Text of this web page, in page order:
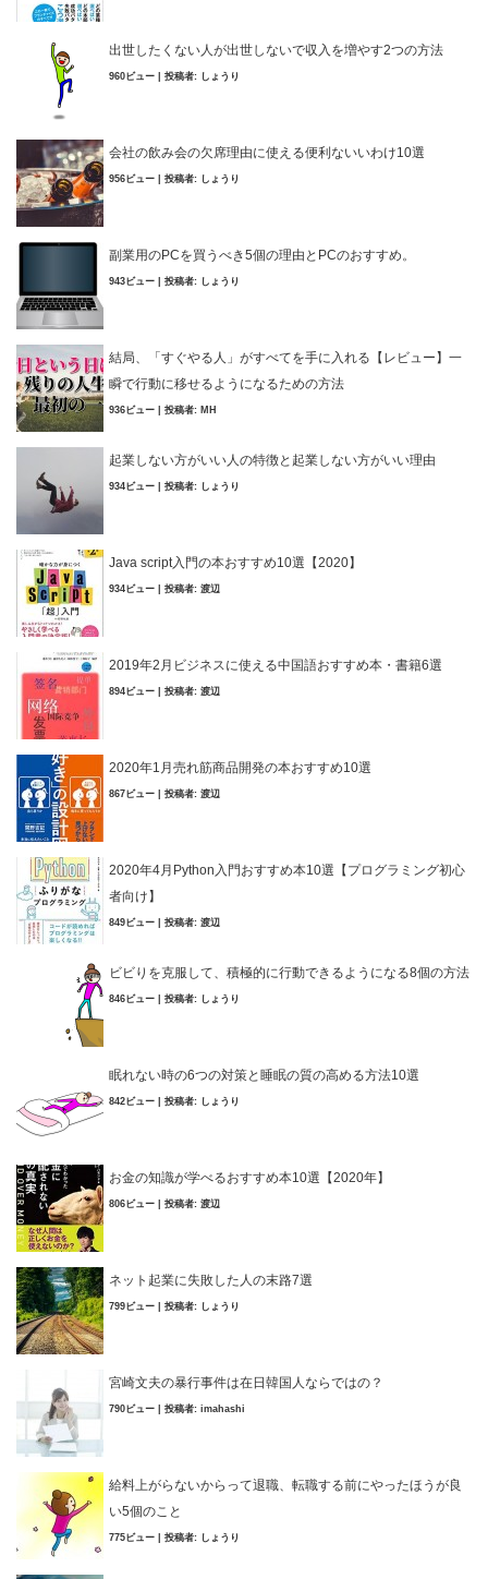
出世したくない人が出世しないで収入を増やす2つの方法
960ビュー 投稿者: しょうり
会社の飲み会の欠席理由に使える便利ないいわけ10選
956ビュー 投稿者: しょうり
副業用のPCを買うべき5個の理由とPCのおすすめ。
943ビュー 投稿者: しょうり
結局、「すぐやる人」がすべてを手に入れる【レビュー】一
瞬で行動に移せるようになるための方法
936ビュー 投稿者: MH
起業しない方がいい人の特徴と起業しない方がいい理由
934ビュー 投稿者: しょうり
Java script入門の本おすすめ10選【2020】
934ビュー 投稿者: 渡辺
2019年2月ビジネスに使える中国語おすすめ本・書籍6選
894ビュー 投稿者: 渡辺
2020年1月売れ筋商品開発の本おすすめ10選
867ビュー 投稿者: 渡辺
2020年4月Python入門おすすめ本10選【プログラミング初心
者向け】
849ビュー 投稿者: 渡辺
ビビりを克服して、積極的に行動できるようになる8個の方法
846ビュー 投稿者: しょうり
眠れない時の6つの対策と睡眠の質の高める方法10選
842ビュー 投稿者: しょうり
お金の知識が学べるおすすめ本10選【2020年】
806ビュー 投稿者: 渡辺
ネット起業に失敗した人の末路7選
799ビュー 投稿者: しょうり
宮崎文夫の暴行事件は在日韓国人ならではの？
790ビュー 投稿者: imahashi
給料上がらないからって退職、転職する前にやったほうが良
い5個のこと
775ビュー 投稿者: しょうり